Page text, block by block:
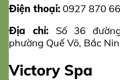
Điện thoại: 0927 870
Địa chỉ: Số 36
phường Quế Võ, Bắc
Victory Spa